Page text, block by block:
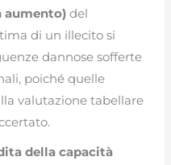
aumento) del
di un illecito si
dannose sofferte
poiché quelle
valutazione tabellare
della capacità